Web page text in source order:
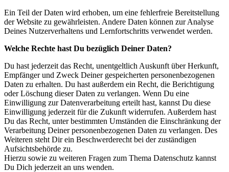
Ein Teil der Daten wird erhoben, um eine fehlerfreie Bereitstellung
der Website zu gewährleisten. Andere Daten können zur Analyse
Deines Nutzerverhaltens und Lernfortschritts verwendet werden.
Welche Rechte hast Du bezüglich Deiner Daten?
Du hast jederzeit das Recht, unentgeltlich Auskunft über Herkunft,
Empfänger und Zweck Deiner gespeicherten personenbezogenen
Daten zu erhalten. Du hast außerdem ein Recht, die Berichtigung
oder Löschung dieser Daten zu verlangen. Wenn Du eine
Einwilligung zur Datenverarbeitung erteilt hast, kannst Du diese
Einwilligung jederzeit für die Zukunft widerrufen. Außerdem hast
Du das Recht, unter bestimmten Umständen die Einschränkung der
Verarbeitung Deiner personenbezogenen Daten zu verlangen. Des
Weiteren steht Dir ein Beschwerderecht bei der zuständigen
Aufsichtsbehörde zu.
Hierzu sowie zu weiteren Fragen zum Thema Datenschutz kannst
Du Dich jederzeit an uns wenden.